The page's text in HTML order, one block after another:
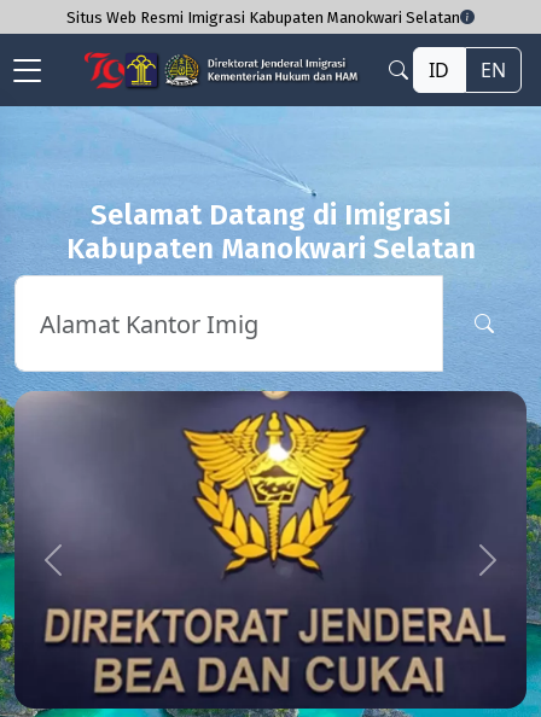
Situs Web Resmi Imigrasi Kabupaten Manokwari Selatan
ID EN
Selamat Datang di Imigrasi
Kabupaten Manokwari Selatan
Previous Next